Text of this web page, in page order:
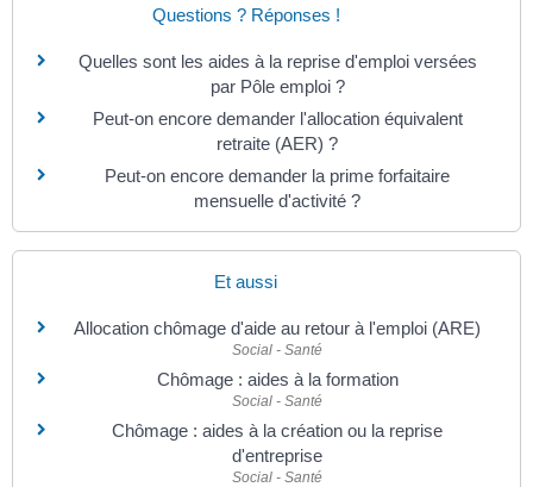
Questions ? Réponses !
Quelles sont les aides à la reprise d'emploi versées
par Pôle emploi ?
Peut-on encore demander l'allocation équivalent
retraite (AER) ?
Peut-on encore demander la prime forfaitaire
mensuelle d'activité ?
Et aussi
Allocation chômage d'aide au retour à l'emploi (ARE)
Social - Santé
Chômage : aides à la formation
Social - Santé
Chômage : aides à la création ou la reprise
d'entreprise
Social - Santé